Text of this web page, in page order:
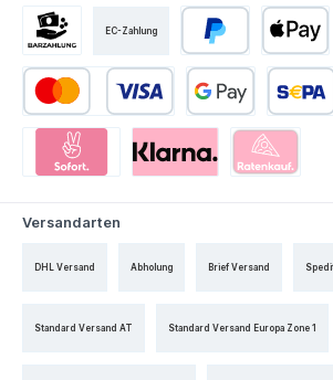
EC-Zahlung
Versandarten
DHL Versand Abholung Brief Versand
Standard Versand AT Standard Versand Europa Zone 1